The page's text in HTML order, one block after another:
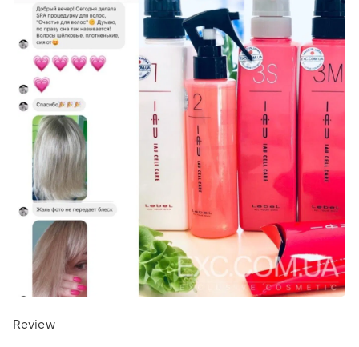
Review